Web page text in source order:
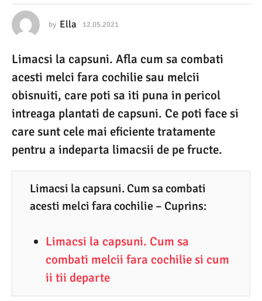
.
0
2
1
1
2
.
0
by Ella 12.05.2021
0
.
2
0
2
1
Limacsi la capsuni. Afla cum sa combati
acesti melci fara cochilie sau melcii
obisnuiti, care poti sa iti puna in pericol
intreaga plantati de capsuni. Ce poti face si
care sunt cele mai eficiente tratamente
pentru a indeparta limacsii de pe fructe.
Limacsi la capsuni. Cum sa combati
acesti melci fara cochilie – Cuprins:
Limacsi la capsuni. Cum sa
combati melcii fara cochilie si cum
ii tii departe